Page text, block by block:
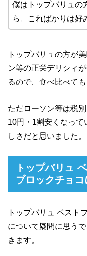
僕はトップバリュの
ら、こればかりは好
トップバリュの方が
ン等の正栄デリシィ
るので、食べ比べて
ただローソン等は税
10円・1割安くなって
しさだと思いました。
トップバリュ
ブロックチョ
トップバリュ ベスト
について疑問に思う
きます。